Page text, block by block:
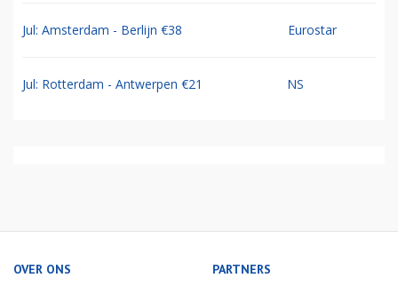
Jul: Amsterdam - Berlijn €38 Eurostar
Jul: Rotterdam - Antwerpen €21 NS
OVER ONS PARTNERS